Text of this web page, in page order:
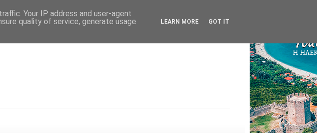
Your IP address and user-agent
quality of service, generate usage
LEARN MORE GOT IT